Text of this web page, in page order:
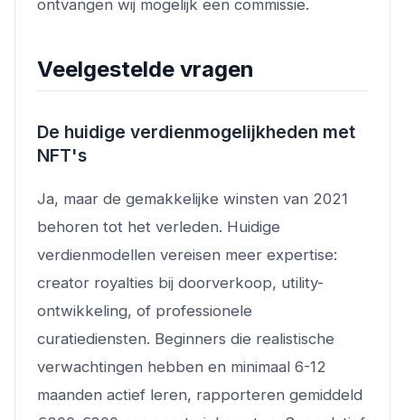
ontvangen wij mogelijk een commissie.
Veelgestelde vragen
De huidige verdienmogelijkheden met
NFT's
Ja, maar de gemakkelijke winsten van 2021
behoren tot het verleden. Huidige
verdienmodellen vereisen meer expertise:
creator royalties bij doorverkoop, utility-
ontwikkeling, of professionele
curatiediensten. Beginners die realistische
verwachtingen hebben en minimaal 6-12
maanden actief leren, rapporteren gemiddeld